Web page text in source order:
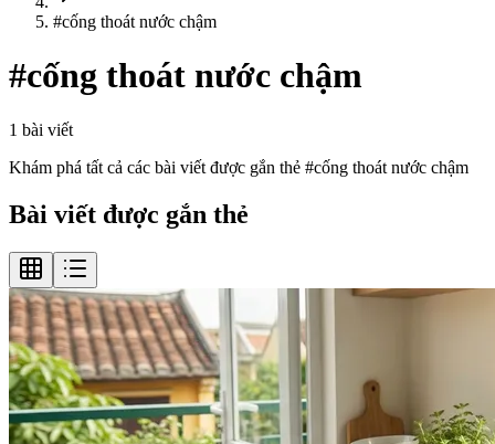
#cống thoát nước chậm
#cống thoát nước chậm
1 bài viết
Khám phá tất cả các bài viết được gắn thẻ #cống thoát nước chậm
Bài viết được gắn thẻ